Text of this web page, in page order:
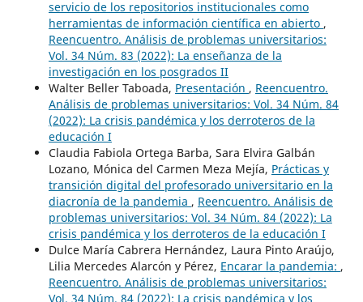
servicio de los repositorios institucionales como
herramientas de información científica en abierto ,
Reencuentro. Análisis de problemas universitarios:
Vol. 34 Núm. 83 (2022): La enseñanza de la
investigación en los posgrados II
Walter Beller Taboada, Presentación , Reencuentro.
Análisis de problemas universitarios: Vol. 34 Núm. 84
(2022): La crisis pandémica y los derroteros de la
educación I
Claudia Fabiola Ortega Barba, Sara Elvira Galbán
Lozano, Mónica del Carmen Meza Mejía, Prácticas y
transición digital del profesorado universitario en la
diacronía de la pandemia , Reencuentro. Análisis de
problemas universitarios: Vol. 34 Núm. 84 (2022): La
crisis pandémica y los derroteros de la educación I
Dulce María Cabrera Hernández, Laura Pinto Araújo,
Lilia Mercedes Alarcón y Pérez, Encarar la pandemia: ,
Reencuentro. Análisis de problemas universitarios:
Vol. 34 Núm. 84 (2022): La crisis pandémica y los